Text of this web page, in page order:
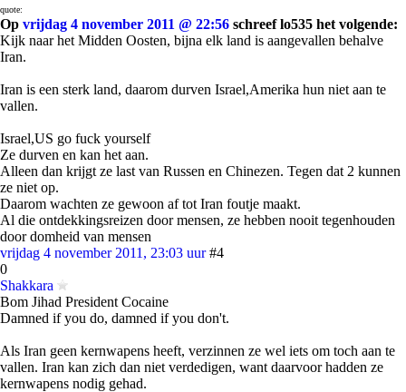
quote:
Op vrijdag 4 november 2011 @ 22:56 schreef lo535 het volgende:
Kijk naar het Midden Oosten, bijna elk land is aangevallen behalve
Iran.
Iran is een sterk land, daarom durven Israel,Amerika hun niet aan te
vallen.
Israel,US go fuck yourself
Ze durven en kan het aan.
Alleen dan krijgt ze last van Russen en Chinezen. Tegen dat 2 kunnen
ze niet op.
Daarom wachten ze gewoon af tot Iran foutje maakt.
Al die ontdekkingsreizen door mensen, ze hebben nooit tegenhouden
door domheid van mensen
vrijdag 4 november 2011, 23:03 uur #4
0
Shakkara
Bom Jihad President Cocaine
Damned if you do, damned if you don't.
Als Iran geen kernwapens heeft, verzinnen ze wel iets om toch aan te
vallen. Iran kan zich dan niet verdedigen, want daarvoor hadden ze
kernwapens nodig gehad.